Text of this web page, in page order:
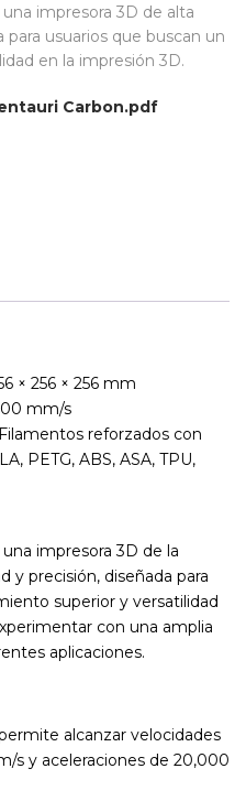
impresora 3D de alta
usuarios que buscan un
en la impresión 3D.
Carbon.pdf
× 256 × 256 mm
mm/s
reforzados con
PETG, ABS, ASA, TPU,
impresora 3D de la
y precisión, diseñada para
superior y versatilidad
con una amplia
aplicaciones.
alcanzar velocidades
s y aceleraciones de 20,000